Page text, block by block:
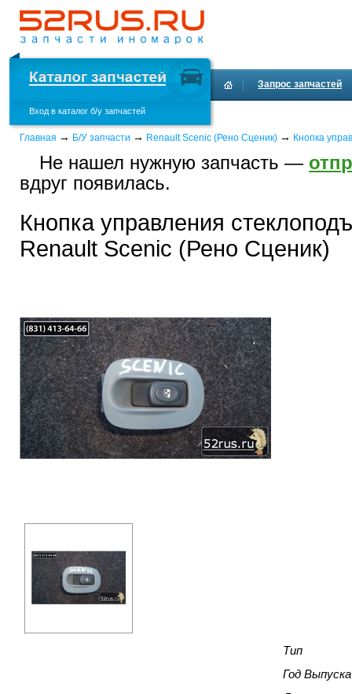
Вход в каталог б/у запчастей
Запрос запчастей
Главная → Б/У запчасти → Renault Scenic (Рено Сценик) → Кнопка
Не нашел нужную запчасть —
вдруг появилась.
Кнопка управления
Renault Scenic (Рено Сценик)
Тип
Год Выпуска